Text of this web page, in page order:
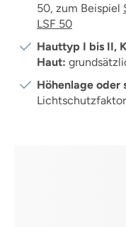
50, zum Beispiel
LSF 50
Hauttyp I bis II,
Haut:
Höhenlage oder